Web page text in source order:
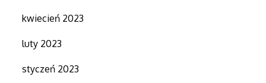
kwiecień 2023
luty 2023
styczeń 2023